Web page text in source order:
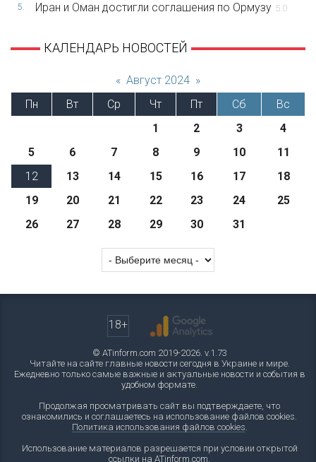
5. Иран и Оман достигли соглашения по Ормузу 5.0
КАЛЕНДАРЬ НОВОСТЕЙ
« Август 2024 »
Пн
Вт Ср Чт Пт Сб
Вс
1
2 3
4
5
6 7 8 9 10
11
12
13 14 15 16 17
18
19
20 21 22 23 24
25
26
27 28 29 30 31
18+
© ATinform.com 2019-2026. v.1.73
Читайте на сайте главные новости сегодня в Украине и мире.
Ежедневно только самые важные и актуальные новости и события в
удобном формате.
Продолжая просматривать сайт вы подтверждаете, что
ознакомились и соглашаетесь на использование файлов cookies.
Политика использования файлов cookies.
Использование материалов разрешается при условии открытой
ссылки на ATinform.com.